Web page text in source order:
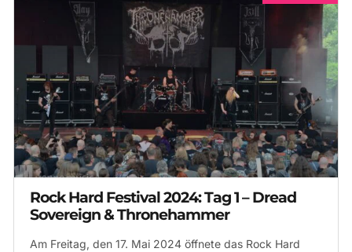
Rock Hard Festival 2024: Tag 1 – Dread
Sovereign & Thronehammer
Am Freitag, den 17. Mai 2024 öffnete das Rock Hard